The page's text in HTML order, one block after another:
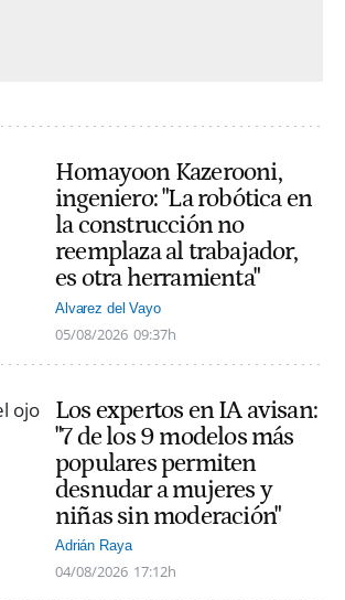
Homayoon Kazerooni,
ingeniero: "La robótica en
la construcción no
reemplaza al trabajador,
es otra herramienta"
Alvarez del Vayo
05/08/2026 09:37h
Los expertos en IA avisan:
"7 de los 9 modelos más
populares permiten
desnudar a mujeres y
niñas sin moderación"
Adrián Raya
04/08/2026 17:12h